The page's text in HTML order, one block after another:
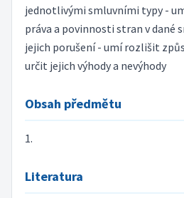
jednotlivými smluvními typy -
práva a povinnosti stran v dané
jejich porušení - umí rozlišit
určit jejich výhody a nevýhody
Obsah předmětu
1.
Literatura